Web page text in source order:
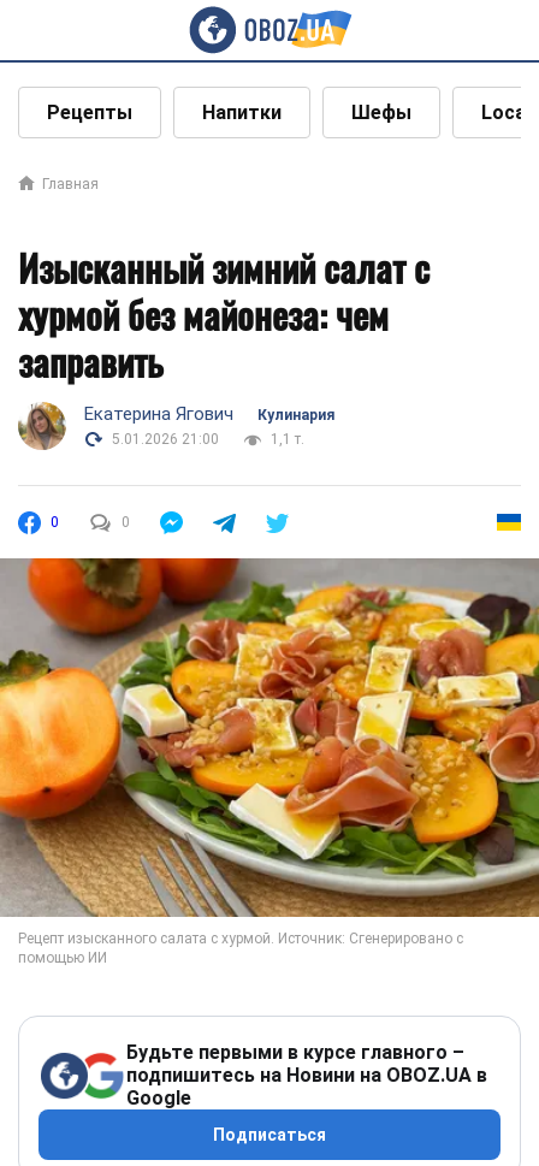
Рецепты Напитки Шефы Local
Главная
Изысканный зимний салат с
хурмой без майонеза: чем
заправить
Екатерина Ягович
Кулинария
5.01.2026 21:00
1,1 т.
0 0
Будьте первыми в курсе главного –
подпишитесь на Новини на OBOZ.UA в
Google
Подписаться